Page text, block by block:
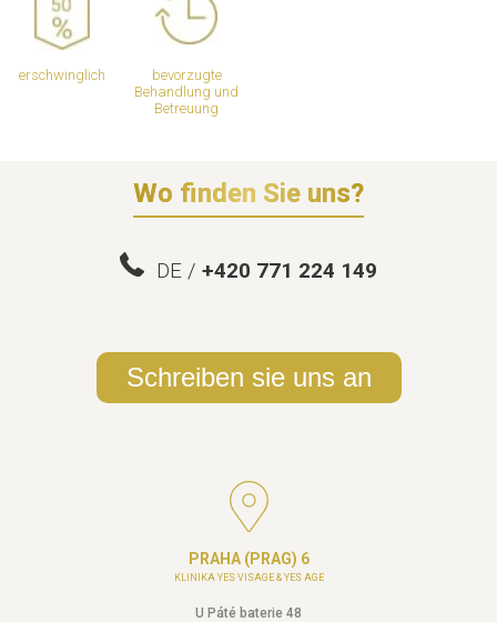
erschwinglich
bevorzugte
Behandlung und
Betreuung
Wo finden Sie uns?
DE / +420 771 224 149
Schreiben sie uns an
PRAHA (PRAG) 6
KLINIKA YES VISAGE & YES AGE
U Páté baterie 48